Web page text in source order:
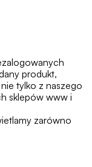
produkt,
tylko z naszego
sklepów www i
zarówno